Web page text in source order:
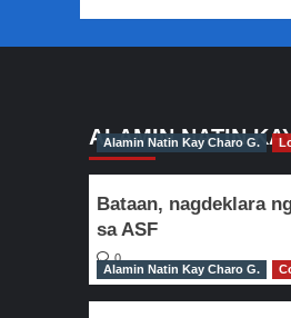
ang
High-
school
ALAMIN NATIN
Alamin Natin Kay Charo G.
Bataan, nagdeklara
sa ASF
0
Alamin Natin Kay Charo G.